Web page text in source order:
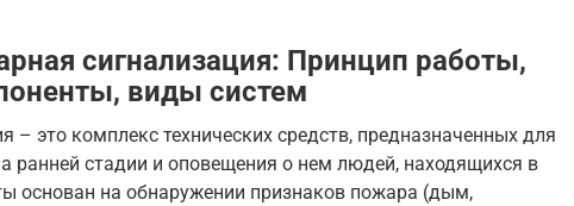
сигнализация: Принцип работы,
виды систем
– это комплекс технических средств, предназначенных для
ранней стадии и оповещения о нем людей, находящихся в
основан на обнаружении признаков пожара (дым,